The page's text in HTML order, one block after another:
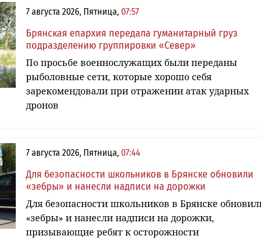
7 августа 2026, Пятница, 07:57
Брянская епархия передала гуманитарный груз
подразделению группировки «Север»
По просьбе военнослужащих были переданы
рыболовные сети, которые хорошо себя
зарекомендовали при отражении атак ударных
дронов
7 августа 2026, Пятница, 07:44
Для безопасности школьников в Брянске обновили
«зебры» и нанесли надписи на дорожки
Для безопасности школьников в Брянске
«зебры» и нанесли надписи на дорожки,
призывающие ребят к осторожности